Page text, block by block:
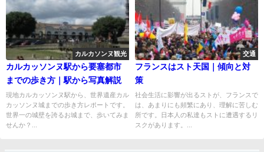
カルカソンヌ観光
カルカッソンヌ駅から要塞都市
までの歩き方｜駅から写真解説
現地カルカッソンヌ駅から、世界遺産カル
カッソンヌ城までの歩き方レポートです。
世界一の城壁を誇るお城まで、歩いてみま
せんか？...
交通
フランスはスト天国｜傾向と対
策
社会生活に影響が出るストが、フランスで
は、あまりにも頻繁にあり、理解に苦しむ
所です。日本人の私達もストに遭遇するリ
スクがあります。...